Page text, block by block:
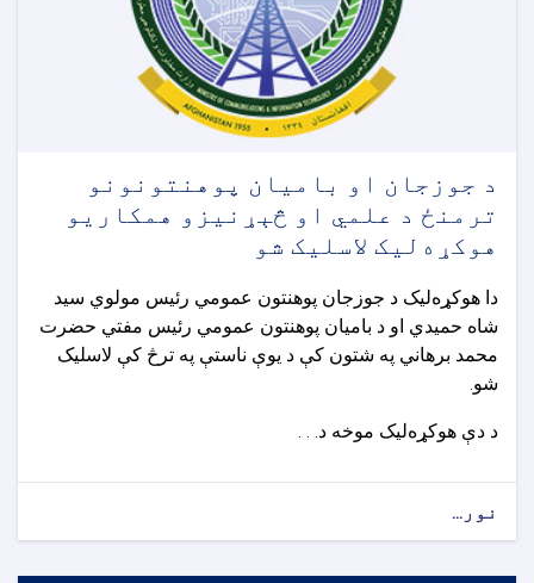
د جوزجان او بامیان پوهنتونونو
ترمنځ د علمي او څېړنيزو همکاريو
هوکړه‌لیک لاسلیک شو
دا هوکړه‌ليک د جوزجان پوهنتون عمومي رئیس مولوي سید
شاه حمیدي او د بامیان پوهنتون عمومي رئیس مفتي حضرت
محمد برهاني په شتون کې د یوې ناستې په ترڅ کې لاسلیک
شو.
د دې هوکړه‌لیک موخه د. . .
نور...